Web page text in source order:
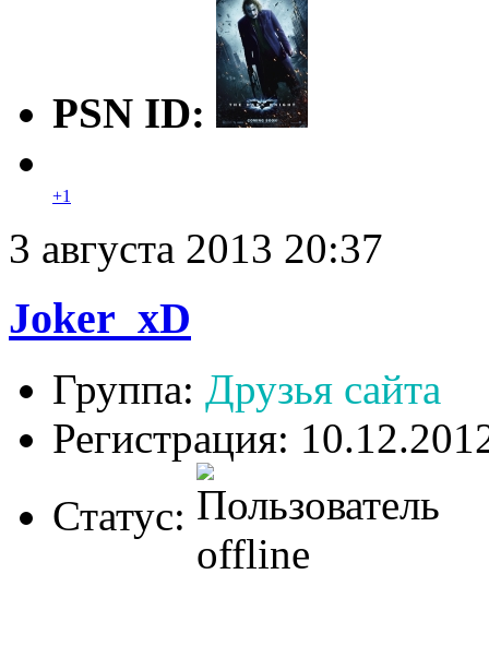
PSN ID:
+1
3 августа 2013 20:37
Joker_xD
Группа: Друзья сайта
Регистрация:
Статус: